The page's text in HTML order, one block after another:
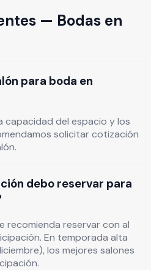
— Bodas en
para boda en
capacidad del espacio y los
solicitar cotización
debo reservar para
recomienda reservar con al
En temporada alta
los mejores salones